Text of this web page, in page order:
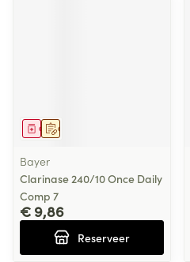
Op voorschrift
Geneesmiddel
Bayer
Clarinase 240/10 Once Daily
Comp 7
€ 9,86
Reserveer